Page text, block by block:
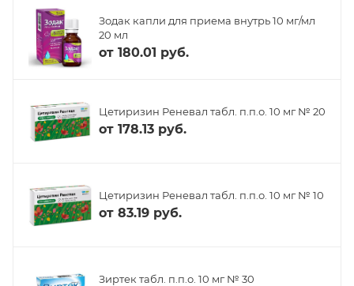
Зодак капли для приема внутрь 10 мг/мл
20 мл
от 180.01 руб.
Цетиризин Реневал табл. п.п.о. 10 мг № 20
от 178.13 руб.
Цетиризин Реневал табл. п.п.о. 10 мг № 10
от 83.19 руб.
Зиртек табл. п.п.о. 10 мг № 30